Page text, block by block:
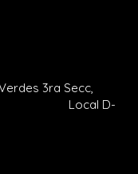
3ra Secc,
Méx. Local D-